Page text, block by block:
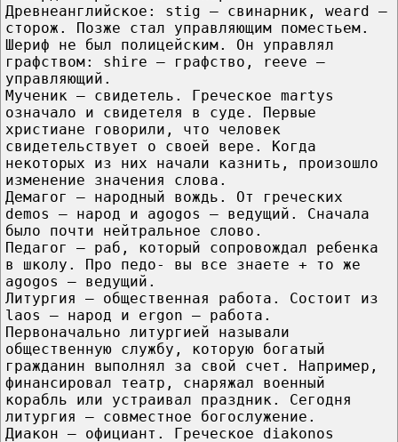
Древнеанглийское: stig — свинарник, weard —
сторож. Позже стал управляющим поместьем.
Шериф не был полицейским. Он управлял
графством: shire — графство, reeve —
управляющий.
Мученик — свидетель. Греческое martys
означало и свидетеля в суде. Первые
христиане говорили, что человек
свидетельствует о своей вере. Когда
некоторых из них начали казнить, произошло
изменение значения слова.
Демагог — народный вождь. От греческих
demos — народ и agogos — ведущий. Сначала
было почти нейтральное слово.
Педагог — раб, который сопровождал ребенка
в школу. Про педо- вы все знаете + то же
agogos — ведущий.
Литургия — общественная работа. Состоит из
laos — народ и ergon — работа.
Первоначально литургией называли
общественную службу, которую богатый
гражданин выполнял за свой счет. Например,
финансировал театр, снаряжал военный
корабль или устраивал праздник. Сегодня
литургия — совместное богослужение.
Диакон — официант. Греческое diakonos